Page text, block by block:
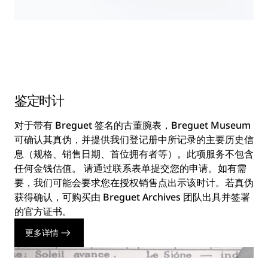
鉴定时计
对于带有 Breguet 签名的古董腕表，Breguet Museum
可确认其真伪，并提供我们登记册中所记录的主要历史信
息（规格、销售日期、首位拥有者等）。此项服务不包含
任何金钱估值。 请通过联系表单提交您的申请。如有需
要，我们可能会要求您在授权销售点出示该时计。若真伪
获得确认，可购买由 Breguet Archives 团队出具并签署
的官方证书。
更多详情